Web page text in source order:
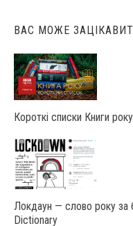
ВАС МОЖЕ
Короткі списки Книги
Локдаун — слово року за
Dictionary